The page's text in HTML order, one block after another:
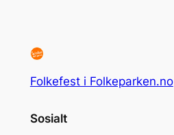
Folkefest i Folkeparken.no
Sosialt